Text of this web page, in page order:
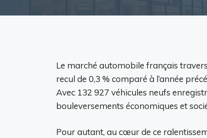
Le marché automobile français
recul de 0,3 % comparé à l’année
Avec 132 927 véhicules neufs
bouleversements économiques et
Pour autant, au cœur de ce